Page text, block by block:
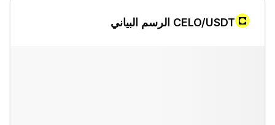
CELO/USDT الرسم البياني